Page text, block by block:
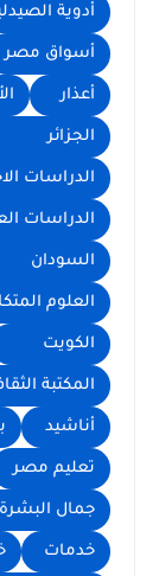
أدوية
أسواق مصر
أعذار
الجزائر
الدراسات
الدراسات
السودان
العلوم
الكويت
المكتبة
أناشيد
تعليم مصر
جمال
خدمات